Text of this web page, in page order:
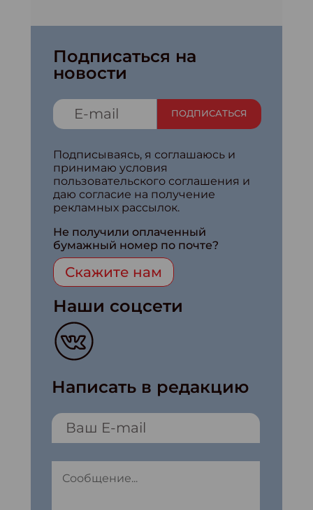
Подписаться на
новости
ПОДПИСАТЬСЯ
Подписываясь, я соглашаюсь и
принимаю условия
пользовательского соглашения и
даю согласие на получение
рекламных рассылок.
Не получили оплаченный
бумажный номер по почте?
Скажите нам
Наши соцсети
Написать в редакцию